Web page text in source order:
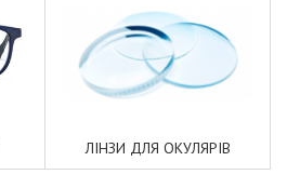
ЛІНЗИ ДЛЯ ОКУЛЯРІВ